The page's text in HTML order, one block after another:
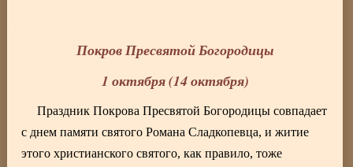
Покров Пресвятой Богородицы
1 октября (14 октября)
Праздник Покрова Пресвятой Богородицы совпадает
с днем памяти святого Романа Сладкопевца, и житие
этого христианского святого, как правило, тоже